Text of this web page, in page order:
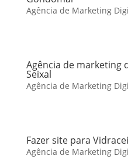
Agência de Marketing
Agência de marketing
Seixal
Agência de Marketing
Fazer site para
Agência de Marketing